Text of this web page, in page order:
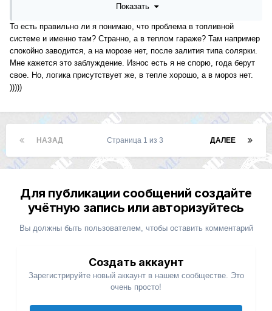
не ждал , ну морозов можно сказать и небыло , а в этом
морозов небольших , пока не подсказали , в блоке
управления кондеры , в итоге заменил блок и машина
заводится снова хорошо в холод , как обьяснил человек
ремонтирующий топливную аппаратуру и ездящий сам на
мыле , умирают конденсаторы простые боченки , свой еще
аккумом и солярой с лета стоящей у людей , заводится в
Показать
То есть правильно ли я понимаю, что проблема в топливной
системе и именно там? Странно, а в теплом гараже? Там например
спокойно заводится, а на морозе нет, после залития типа солярки.
Мне кажется это заблуждение. Износ есть я не спорю, года берут
свое. Но, логика присутствует же, в тепле хорошо, а в мороз нет.
)))))
НАЗАД ДАЛЕЕ
Страница 1 из 3
Для публикации сообщений создайте
учётную запись или авторизуйтесь
Вы должны быть пользователем, чтобы оставить комментарий
Создать аккаунт
Зарегистрируйте новый аккаунт в нашем сообществе. Это
очень просто!